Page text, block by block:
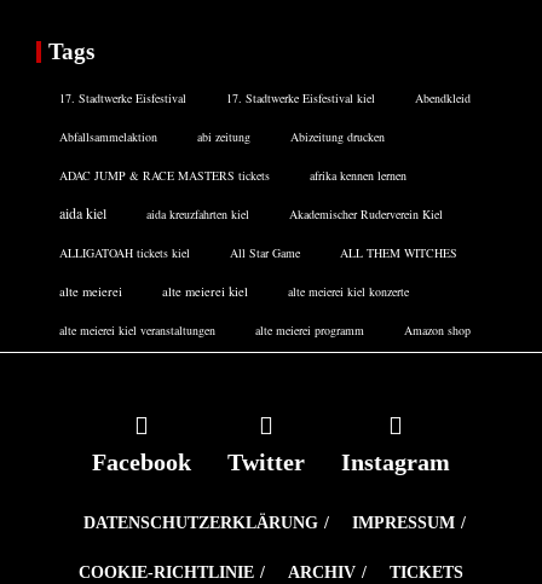
Tags
17. Stadtwerke Eisfestival 17. Stadtwerke Eisfestival kiel Abendkleid
Abfallsammelaktion abi zeitung Abizeitung drucken
ADAC JUMP & RACE MASTERS tickets afrika kennen lernen
aida kiel aida kreuzfahrten kiel Akademischer Ruderverein Kiel
ALLIGATOAH tickets kiel All Star Game ALL THEM WITCHES
alte meierei alte meierei kiel alte meierei kiel konzerte
alte meierei kiel veranstaltungen alte meierei programm Amazon shop
Facebook Twitter Instagram
DATENSCHUTZERKLÄRUNG IMPRESSUM
COOKIE-RICHTLINIE ARCHIV TICKETS